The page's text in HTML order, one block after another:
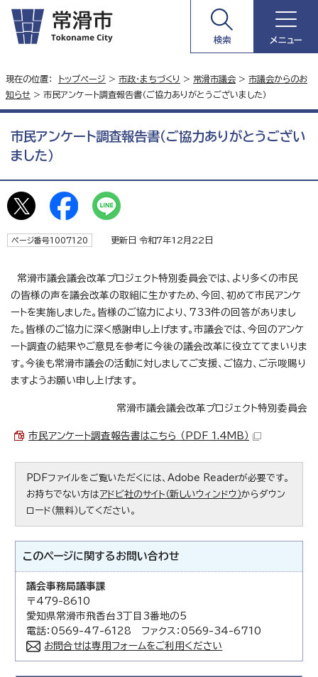
検索 メニュー
現在の位置： トップページ > 市政・まちづくり > 常滑市議会 > 市議会からのお
知らせ > 市民アンケート調査報告書（ご協力ありがとうございました）
市民アンケート調査報告書（ご協力ありがとうござい
ました）
ページ番号1007120 更新日 令和7年12月22日
常滑市議会議会改革プロジェクト特別委員会では、より多くの市民
の皆様の声を議会改革の取組に生かすため、今回、初めて市民アンケ
ートを実施しました。皆様のご協力により、733件の回答がありまし
た。皆様のご協力に深く感謝申し上げます。市議会では、今回のアンケ
ート調査の結果やご意見を参考に今後の議会改革に役立ててまいりま
す。今後も常滑市議会の活動に対しましてご支援、ご協力、ご示唆賜り
ますようお願い申し上げます。
常滑市議会議会改革プロジェクト特別委員会
市民アンケート調査報告書はこちら （PDF 1.4MB）
PDFファイルをご覧いただくには、Adobe Readerが必要です。
お持ちでない方はアドビ社のサイト（新しいウィンドウ）からダウン
ロード（無料）してください。
このページに関する お問い合わせ
議会事務局議事課
〒479-8610
愛知県常滑市飛香台3丁目3番地の5
電話：0569-47-6128 ファクス：0569-34-6710
お問合せは専用フォームをご利用ください